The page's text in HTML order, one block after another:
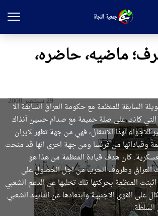
ماضيه، حاضره،
29 سبتمبر 2008
السابقة للمنظمة مع حكومة العراق السابقة الا
التي كانت على صلة حميمة مع صدام حسين آنذاك
لهذا الانتقال، فهي من جهة تظهر لايران
وقياداتها من فرنسا ومن جهة اخرى انها قد منحت
كان هدف قيادة المنظمة من هذا هو
العراق وظروف الحرب من اجل الحصول على
المنظمة بحركتها تلك تخليها عن الدعم الشعبي
على القوى الاجنبية وابتعادها عن التاييد الشعبي